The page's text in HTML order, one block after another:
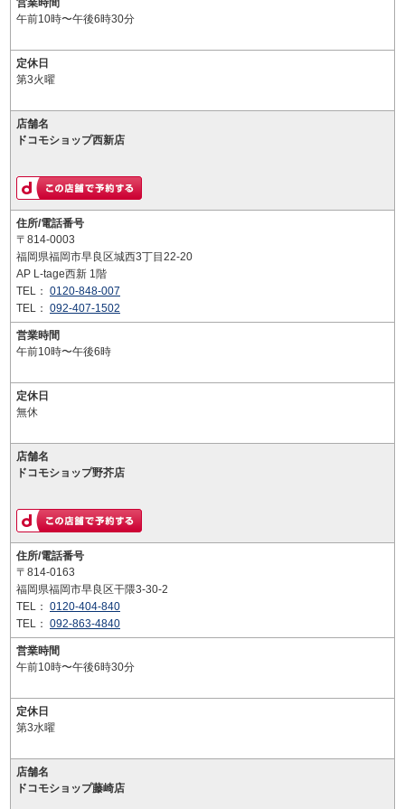
営業時間
午前10時〜午後6時30分
定休日
第3火曜
店舗名
ドコモショップ西新店
住所/電話番号
〒814-0003
福岡県福岡市早良区城西3丁目22-20
AP L-tage西新 1階
TEL： 0120-848-007
TEL： 092-407-1502
営業時間
午前10時〜午後6時
定休日
無休
店舗名
ドコモショップ野芥店
住所/電話番号
〒814-0163
福岡県福岡市早良区干隈3-30-2
TEL： 0120-404-840
TEL： 092-863-4840
営業時間
午前10時〜午後6時30分
定休日
第3水曜
店舗名
ドコモショップ藤崎店